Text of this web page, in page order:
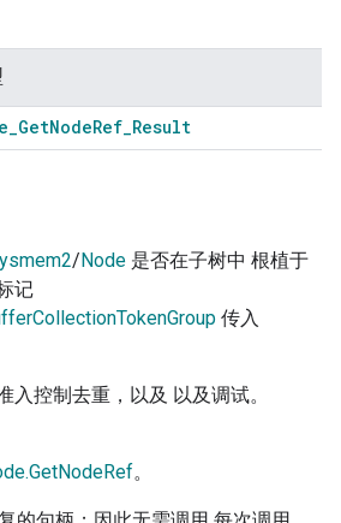
_GetNodeRef_Result
/ Node 是否在子树中 根植于
记
传入
入控制去重，以及 以及调试。
。